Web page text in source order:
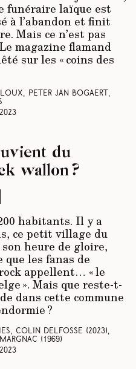
funéraire laïque est
à l’abandon et finit
Mais ce n’est pas
magazine flamand
sur les « coins des
Peter Jan Bogaert,
du
wallon ?
habitants. Il y a
ce petit village du
heure de gloire,
que les fanas de
appellent… « le
». Mais que reste-t-
dans cette commune
?
Colin Delfosse (2023),
(1969)